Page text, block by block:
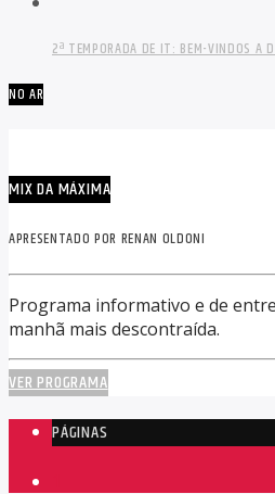
2ª TEMPORADA DE IT: BEM-VINDOS A
NO AR
MIX DA MÁXIMA
APRESENTADO POR RENAN OLDONI
Programa informativo e de
manhã mais descontraída.
VER PROGRAMA
PÁGINAS